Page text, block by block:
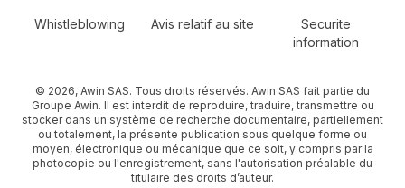
Whistleblowing Avis relatif au site
Securite
information
© 2026, Awin SAS. Tous droits réservés. Awin SAS fait partie du
Groupe Awin. Il est interdit de reproduire, traduire, transmettre ou
stocker dans un système de recherche documentaire, partiellement
ou totalement, la présente publication sous quelque forme ou
moyen, électronique ou mécanique que ce soit, y compris par la
photocopie ou l'enregistrement, sans l'autorisation préalable du
titulaire des droits d’auteur.